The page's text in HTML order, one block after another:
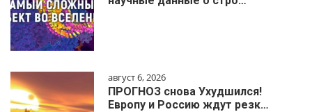
август 6, 2026
ПРОГНОЗ снова Ухудшился!
Европу и Россию ждут резк…